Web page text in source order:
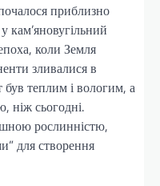
приблизно
кам’яновугільний
коли Земля
зливалися в
теплим і вологим, а
ніж сьогодні.
рослинністю,
для створення